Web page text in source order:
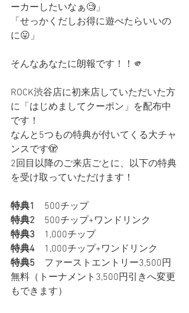
ーカーしたいなぁ🧐」
「せっかくだしお得に遊べたらいいの
に😛」
そんなあなたに朗報です！！🫵
ROCK渋谷店に初来店していただいた方
に「はじめましてクーポン」を配布中
です！
なんと5つもの特典が付いてくる大チャ
ンスです🫣
2回目以降のご来店ごとに、以下の特典
を受け取っていただけます！
特典1
500チップ
特典2 500チップ+ワンドリンク
特典3 1,000チップ
特典4 1,000チップ+ワンドリンク
特典5 ファーストエントリー3,500円
無料（トーナメント3,500円引きへ変更
もできます）